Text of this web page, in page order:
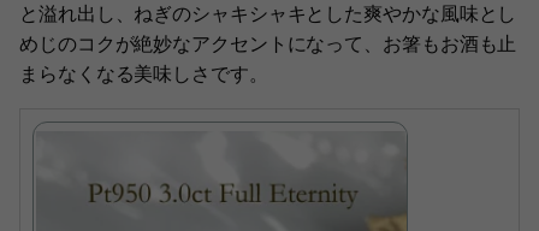
と溢れ出し、ねぎのシャキシャキとした爽やかな風味とし
めじのコクが絶妙なアクセントになって、お箸もお酒も止
まらなくなる美味しさです。